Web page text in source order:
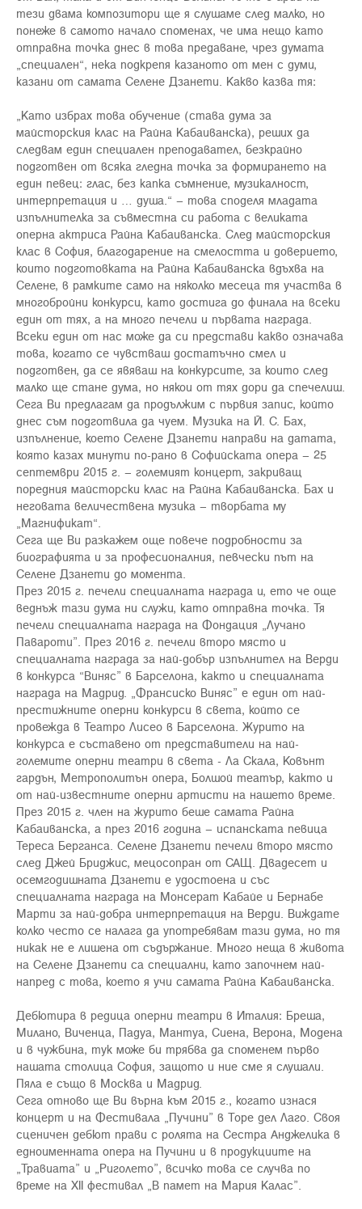
тези двама композитори ще я слушаме след малко, но
понеже в самото начало споменах, че има нещо като
отправна точка днес в това предаване, чрез думата
„специален“, нека подкрепя казаното от мен с думи,
казани от самата Селене Дзанети. Какво казва тя:
„Като избрах това обучение (става дума за
майсторския клас на Райна Кабаиванска), реших да
следвам един специален преподавател, безкрайно
подготвен от всяка гледна точка за формирането на
един певец: глас, без капка съмнение, музикалност,
интерпретация и … душа.“ – това споделя младата
изпълнителка за съвместна си работа с великата
оперна актриса Райна Кабаиванска. След майсторския
клас в София, благодарение на смелостта и доверието,
които подготовката на Райна Кабаиванска вдъхва на
Селене, в рамките само на няколко месеца тя участва в
многобройни конкурси, като достига до финала на всеки
един от тях, а на много печели и първата награда.
Всеки един от нас може да си представи какво означава
това, когато се чувстваш достатъчно смел и
подготвен, да се явяваш на конкурсите, за които след
малко ще стане дума, но някои от тях дори да спечелиш.
Сега Ви предлагам да продължим с първия запис, който
днес съм подготвила да чуем. Музика на Й. С. Бах,
изпълнение, което Селене Дзанети направи на датата,
която казах минути по-рано в Софийската опера – 25
септември 2015 г. – големият концерт, закриващ
поредния майсторски клас на Райна Кабаиванска. Бах и
неговата величествена музика – творбата му
„Магнификат“.
Сега ще Ви разкажем още повече подробности за
биографията и за професионалния, певчески път на
Селене Дзанети до момента.
През 2015 г. печели специалната награда и, ето че още
веднъж тази дума ни служи, като отправна точка. Тя
печели специалната награда на Фондация „Лучано
Павароти”. През 2016 г. печели второ място и
специалната награда за най-добър изпълнител на Верди
в конкурса “Виняс” в Барселона, както и специалната
награда на Мадрид. „Франсиско Виняс” е един от най-
престижните оперни конкурси в света, който се
провежда в Театро Лисео в Барселона. Журито на
конкурса е съставено от представители на най-
големите оперни театри в света - Ла Скала, Ковънт
гардън, Метрополитън опера, Болшой театър, както и
от най-известните оперни артисти на нашето време.
През 2015 г. член на журито беше самата Райна
Кабаиванска, а през 2016 година – испанската певица
Тереса Берганса. Селене Дзанети печели второ място
след Джей Бриджис, мецосопран от САЩ. Двадесет и
осемгодишната Дзанети е удостоена и със
специалната награда на Монсерат Кабайе и Бернабе
Марти за най-добра интерпретация на Верди. Виждате
колко често се налага да употребявам тази дума, но тя
никак не е лишена от съдържание. Много неща в живота
на Селене Дзанети са специални, като започнем най-
напред с това, което я учи самата Райна Кабаиванска.
Дебютира в редица оперни театри в Италия: Бреша,
Милано, Виченца, Падуа, Мантуа, Сиена, Верона, Модена
и в чужбина, тук може би трябва да споменем първо
нашата столица София, защото и ние сме я слушали.
Пяла е също в Москва и Мадрид.
Сега отново ще Ви върна към 2015 г., когато изнася
концерт и на Фестивала „Пучини” в Торе дел Лаго. Своя
сценичен дебют прави с ролята на Сестра Анджелика в
едноименната опера на Пучини и в продукциите на
„Травиата” и „Риголето”, всичко това се случва по
време на XII фестивал „В памет на Мария Калас”.